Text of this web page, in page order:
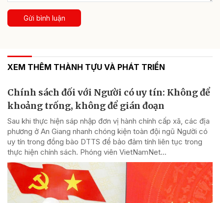
Gửi bình luận
XEM THÊM THÀNH TỰU VÀ PHÁT TRIỂN
Chính sách đối với Người có uy tín: Không để
khoảng trống, không để gián đoạn
Sau khi thực hiện sáp nhập đơn vị hành chính cấp xã, các địa
phương ở An Giang nhanh chóng kiện toàn đội ngũ Người có
uy tín trong đồng bào DTTS để bảo đảm tính liên tục trong
thực hiện chính sách. Phóng viên VietNamNet...